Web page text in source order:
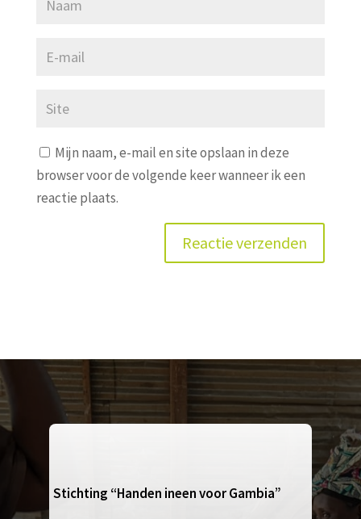
Mijn naam, e-mail en site opslaan in deze
browser voor de volgende keer wanneer ik een
reactie plaats.
Stichting “Handen ineen voor Gambia”